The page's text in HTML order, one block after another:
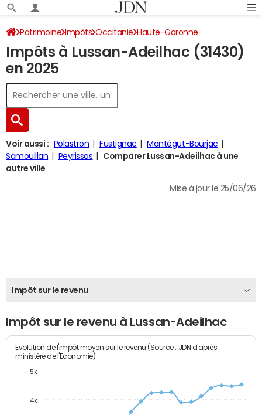
Patrimoine Impôts Occitanie Haute-Garonne
Lussan-Adeilhac Impôt sur le revenu
Impôts à Lussan-Adeilhac (31430)
en 2025
Voir aussi : Polastron Fustignac
Montégut-Bourjac
Samouillan
Peyrissas
Comparer Lussan-Adeilhac à une
autre ville
Mise à jour le 25/06/26
Impôt sur le revenu
Impôt sur le revenu à Lussan-Adeilhac
Evolution de l'impôt moyen sur le revenu (Source : JDN d'après
ministère de l'Economie)
4k
5k